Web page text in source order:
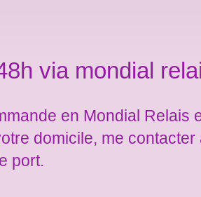
via mondial
en Mondial Relais
domicile, me
port.